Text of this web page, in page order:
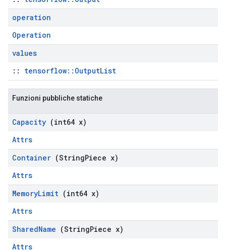
operation
Operation
values
:: tensorflow::OutputList
Funzioni pubbliche statiche
Capacity (int64 x)
Attrs
Container (StringPiece x)
Attrs
MemoryLimit (int64 x)
Attrs
SharedName (StringPiece x)
Attrs